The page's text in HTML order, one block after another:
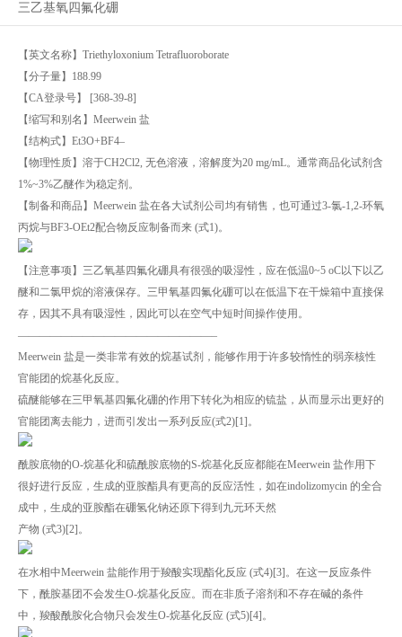
三乙基氧四氟化硼
【英文名称】Triethyloxonium Tetrafluoroborate
【分子量】188.99
【CA登录号】 [368-39-8]
【缩写和别名】Meerwein 盐
【结构式】Et3O+BF4–
【物理性质】溶于CH2Cl2, 无色溶液，溶解度为20 mg/mL。通常商品化试剂含
1%~3%乙醚作为稳定剂。
【制备和商品】Meerwein 盐在各大试剂公司均有销售，也可通过3-氯-1,2-环氧
丙烷与BF3-OEt2配合物反应制备而来 (式1)。
【注意事项】三乙氧基四氟化硼具有很强的吸湿性，应在低温0~5 oC以下以乙
醚和二氯甲烷的溶液保存。三甲氧基四氟化硼可以在低温下在干燥箱中直接保
存，因其不具有吸湿性，因此可以在空气中短时间操作使用。
——————————————————–
Meerwein 盐是一类非常有效的烷基试剂，能够作用于许多较惰性的弱亲核性
官能团的烷基化反应。
硫醚能够在三甲氧基四氟化硼的作用下转化为相应的锍盐，从而显示出更好的
官能团离去能力，进而引发出一系列反应(式2)[1]。
酰胺底物的O-烷基化和硫酰胺底物的S-烷基化反应都能在Meerwein 盐作用下
很好进行反应，生成的亚胺酯具有更高的反应活性，如在indolizomycin 的全合
成中，生成的亚胺酯在硼氢化钠还原下得到九元环天然
产物 (式3)[2]。
在水相中Meerwein 盐能作用于羧酸实现酯化反应 (式4)[3]。在这一反应条件
下，酰胺基团不会发生O-烷基化反应。而在非质子溶剂和不存在碱的条件
中，羧酸酰胺化合物只会发生O-烷基化反应 (式5)[4]。